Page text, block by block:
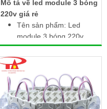
Mô tả về led module 3 bóng
220v giá rẻ
Tên sản phẩm: Led
module 3 bóng 220v
Điện áp: 220V AC
Công suất: 1.8W /
module
Ánh sáng: Trắng
Kích thước: 2.5m gồm
20 module liền dây